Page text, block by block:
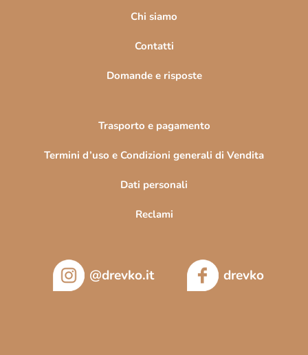
Chi siamo
Contatti
Domande e risposte
Trasporto e pagamento
Termini d’uso e Condizioni generali di Vendita
Dati personali
Reclami
@drevko.it drevko